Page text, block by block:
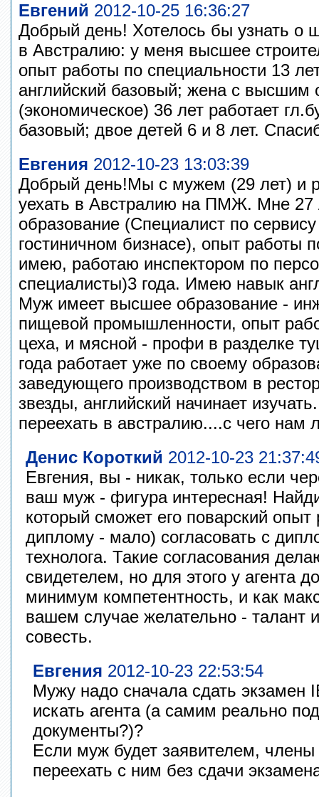
Евгений 2012-10-25 16:36:27
Добрый день! Хотелось бы узнать о
в Австралию: у меня высшее
опыт работы по специальности 13
английский базовый; жена с высшим
(экономическое) 36 лет работает
базовый; двое детей 6 и 8 лет.
Евгения 2012-10-23 13:03:39
Добрый день!Мы с мужем (29 лет) и
уехать в Австралию на ПМЖ. Мне
образование (Специалист по
гостиничном бизнасе), опыт работы
имею, работаю инспектором по
специалисты)3 года. Имею навык
Муж имеет высшее образование -
пищевой промышленности, опыт
цеха, и мясной - профи в разделке
года работает уже по своему
заведующего производством в
звезды, английский начинает
переехать в австралию....с чего нам
Денис Короткий 2012-10-23
Евгения, вы - никак, только если
ваш муж - фигура интересная!
который сможет его поварский опыт
диплому - мало) согласовать с
технолога. Такие согласования
свидетелем, но для этого у агента
минимум компетентность, и как
вашем случае желательно - талант
совесть.
Евгения 2012-10-23 22:53:54
Мужу надо сначала сдать экзамен
искать агента (а самим реально
документы?)?
Если муж будет заявителем, члены
переехать с ним без сдачи